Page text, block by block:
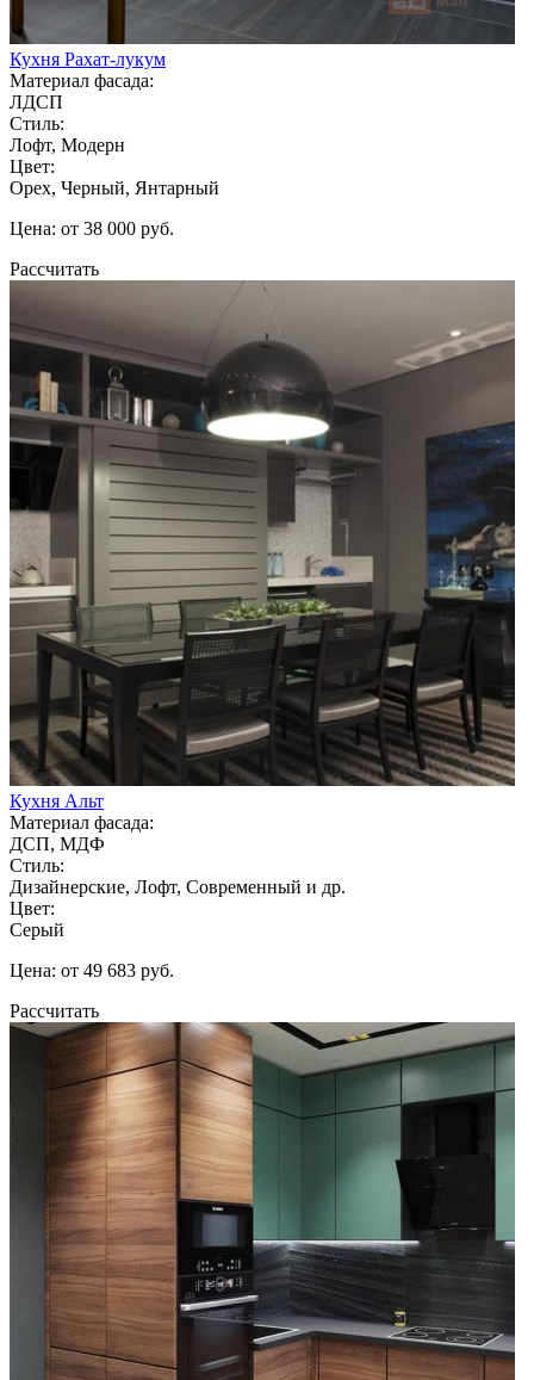
Кухня Рахат-лукум
Материал фасада:
ЛДСП
Стиль:
Лофт, Модерн
Цвет:
Орех, Черный, Янтарный
Цена: от 38 000 руб.
Рассчитать
Кухня Альт
Материал фасада:
ДСП, МДФ
Стиль:
Дизайнерские, Лофт, Современный и др.
Цвет:
Серый
Цена: от 49 683 руб.
Рассчитать